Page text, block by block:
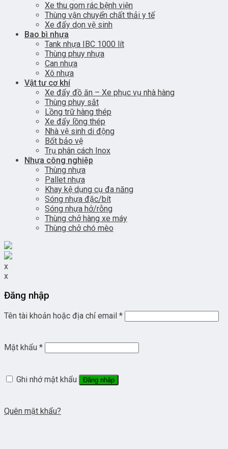
Xe thu gom rác bệnh viện
Thùng vận chuyển chất thải y tế
Xe đẩy dọn vệ sinh
Bao bì nhựa
Tank nhựa IBC 1000 lít
Thùng phuy nhựa
Can nhựa
Xô nhựa
Vật tư cơ khí
Xe đẩy đồ ăn – Xe phục vụ nhà hàng
Thùng phuy sắt
Lồng trữ hàng thép
Xe đẩy lồng thép
Nhà vệ sinh di động
Bốt bảo vệ
Trụ phân cách Inox
Nhựa công nghiệp
Thùng nhựa
Pallet nhựa
Khay kệ dụng cụ đa năng
Sóng nhựa đặc/bít
Sóng nhựa hở/rỗng
Thùng chở hàng xe máy
Thùng chở chó mèo
x
x
Đăng nhập
Tên tài khoản hoặc địa chỉ email *
Mật khẩu *
Ghi nhớ mật khẩu Đăng nhập
Quên mật khẩu?